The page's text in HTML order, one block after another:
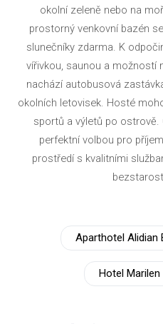
okolní zeleně nebo na
prostorný venkovní bazén
slunečníky zdarma. K
vířivkou, saunou a možností
nachází autobusová
okolních letovisek. Hosté
sportů a výletů po ostrově.
perfektní volbou pro
prostředí s kvalitními
Aparthotel Alidian
Hotel